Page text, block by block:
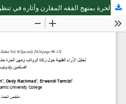
تحليل الآراء الفقهية حول زكاة الرواتب ومهن الحرة بمنهج الفقه المقارن وآثاره في تنظيم اقتصاد المسلمين بإندونيسيا